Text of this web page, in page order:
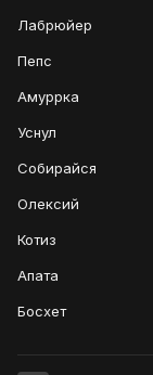
Лабрюйер
Пепс
Амуррка
Уснул
Собирайся
Олексий
Котиз
Апата
Босхет